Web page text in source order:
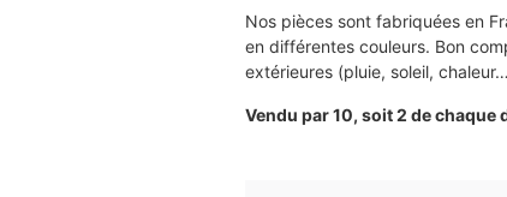
Nos pièces sont fabriquées en
en différentes couleurs. Bon
extérieures (pluie, soleil,
Vendu par 10, soit 2 de chaque